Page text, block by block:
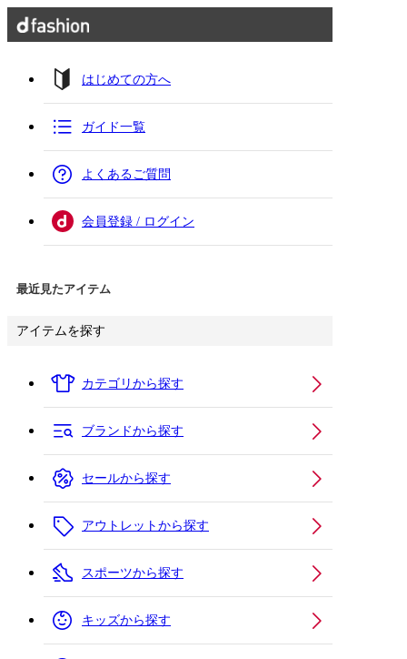
はじめての方へ
ガイド一覧
よくあるご質問
会員登録 / ログイン
最近見たアイテム
アイテムを探す
カテゴリから探す
ブランドから探す
セールから探す
アウトレットから探す
スポーツから探す
キッズから探す